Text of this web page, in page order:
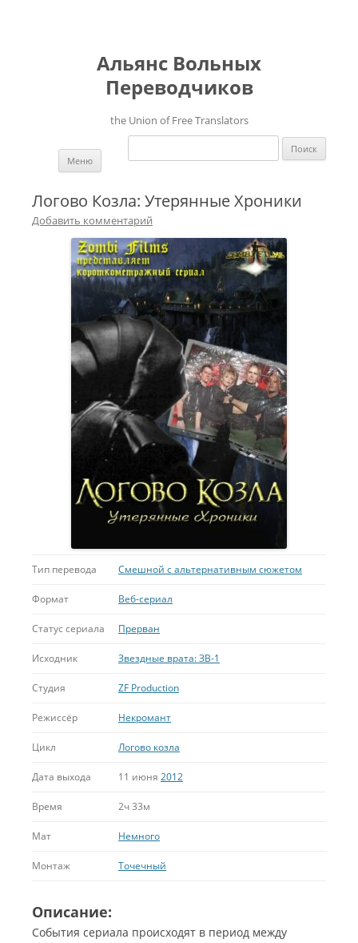
Альянс Вольных
Переводчиков
the Union of Free Translators
Найти:
Меню
Логово Козла: Утерянные Хроники
Добавить комментарий
Тип перевода Смешной с альтернативным сюжетом
Формат Веб-сериал
Статус сериала Прерван
Исходник Звездные врата: ЗВ-1
Студия ZF Production
Режиссёр Некромант
Цикл Логово козла
Дата выхода 11 июня 2012
Время 2ч 33м
Мат Немного
Монтаж Точечный
Описание:
События сериала происходят в период между